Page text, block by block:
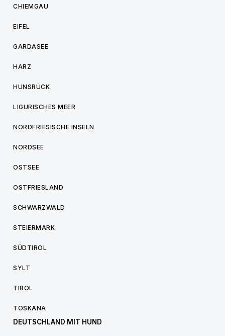
CHIEMGAU
EIFEL
GARDASEE
HARZ
HUNSRÜCK
LIGURISCHES MEER
NORDFRIESISCHE INSELN
NORDSEE
OSTSEE
OSTFRIESLAND
SCHWARZWALD
STEIERMARK
SÜDTIROL
SYLT
TIROL
TOSKANA
DEUTSCHLAND MIT HUND